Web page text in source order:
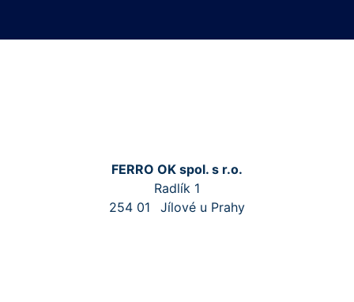
FERRO OK spol. s r.o.
Radlík 1
254 01
Jílové u Prahy